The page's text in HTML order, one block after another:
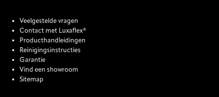
Veelgestelde vragen
Contact met Luxaflex®
Producthandleidingen
Reinigingsinstructies
Garantie
Vind een showroom
Sitemap